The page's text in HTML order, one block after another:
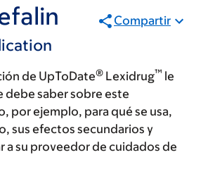
Compartir
de UpToDate® Lexidrug™ le
debe saber sobre este
por ejemplo, para qué se usa,
sus efectos secundarios y
a su proveedor de cuidados de